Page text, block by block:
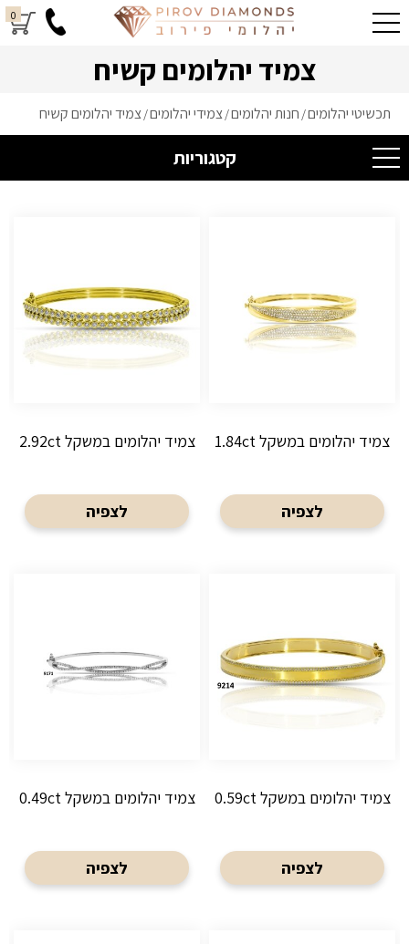
0
צמיד יהלומים קשיח
תכשיטי יהלומים/ חנות יהלומים/צמידי יהלומים/צמיד יהלומים קשיח
קטגוריות
צמיד יהלומים במשקל 1.84ct
לצפיה
צמיד יהלומים במשקל 2.92ct
לצפיה
צמיד יהלומים במשקל 0.59ct
לצפיה
צמיד יהלומים במשקל 0.49ct
לצפיה